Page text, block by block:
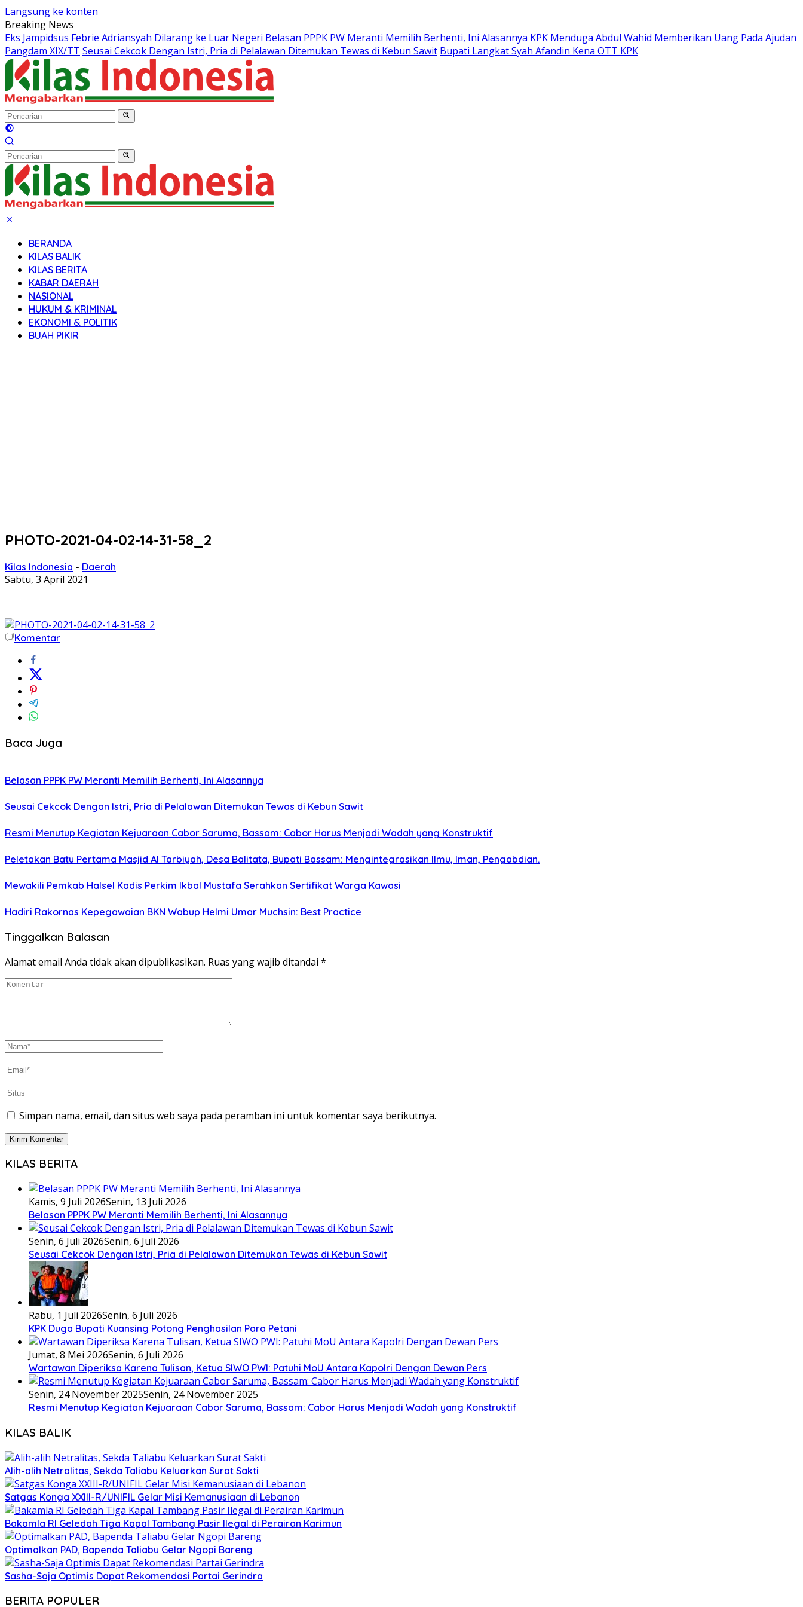
Langsung ke konten
Breaking News
Eks Jampidsus Febrie Adriansyah Dilarang ke Luar Negeri Belasan PPPK PW Meranti Memilih Berhenti, Ini Alasannya KPK Menduga Abdul Wahid Memberikan Uang Pada Ajudan
Pangdam XIX/TT Seusai Cekcok Dengan Istri, Pria di Pelalawan Ditemukan Tewas di Kebun Sawit Bupati Langkat Syah Afandin Kena OTT KPK
BERANDA
KILAS BALIK
KILAS BERITA
KABAR DAERAH
NASIONAL
HUKUM & KRIMINAL
EKONOMI & POLITIK
BUAH PIKIR
PHOTO-2021-04-02-14-31-58_2
Kilas Indonesia - Daerah
Sabtu, 3 April 2021
Komentar
Baca Juga
Belasan PPPK PW Meranti Memilih Berhenti, Ini Alasannya
Seusai Cekcok Dengan Istri, Pria di Pelalawan Ditemukan Tewas di Kebun Sawit
Resmi Menutup Kegiatan Kejuaraan Cabor Saruma, Bassam: Cabor Harus Menjadi Wadah yang Konstruktif
Peletakan Batu Pertama Masjid Al Tarbiyah, Desa Balitata, Bupati Bassam: Mengintegrasikan Ilmu, Iman, Pengabdian.
Mewakili Pemkab Halsel Kadis Perkim Ikbal Mustafa Serahkan Sertifikat Warga Kawasi
Hadiri Rakornas Kepegawaian BKN Wabup Helmi Umar Muchsin: Best Practice
Tinggalkan Balasan
Alamat email Anda tidak akan dipublikasikan. Ruas yang wajib ditandai *
Simpan nama, email, dan situs web saya pada peramban ini untuk komentar saya berikutnya.
KILAS BERITA
Kamis, 9 Juli 2026Senin, 13 Juli 2026
Belasan PPPK PW Meranti Memilih Berhenti, Ini Alasannya
Senin, 6 Juli 2026Senin, 6 Juli 2026
Seusai Cekcok Dengan Istri, Pria di Pelalawan Ditemukan Tewas di Kebun Sawit
Rabu, 1 Juli 2026Senin, 6 Juli 2026
KPK Duga Bupati Kuansing Potong Penghasilan Para Petani
Jumat, 8 Mei 2026Senin, 6 Juli 2026
Wartawan Diperiksa Karena Tulisan, Ketua SIWO PWI: Patuhi MoU Antara Kapolri Dengan Dewan Pers
Senin, 24 November 2025Senin, 24 November 2025
Resmi Menutup Kegiatan Kejuaraan Cabor Saruma, Bassam: Cabor Harus Menjadi Wadah yang Konstruktif
KILAS BALIK
Alih-alih Netralitas, Sekda Taliabu Keluarkan Surat Sakti
Satgas Konga XXIII-R/UNIFIL Gelar Misi Kemanusiaan di Lebanon
Bakamla RI Geledah Tiga Kapal Tambang Pasir Ilegal di Perairan Karimun
Optimalkan PAD, Bapenda Taliabu Gelar Ngopi Bareng
Sasha-Saja Optimis Dapat Rekomendasi Partai Gerindra
BERITA POPULER